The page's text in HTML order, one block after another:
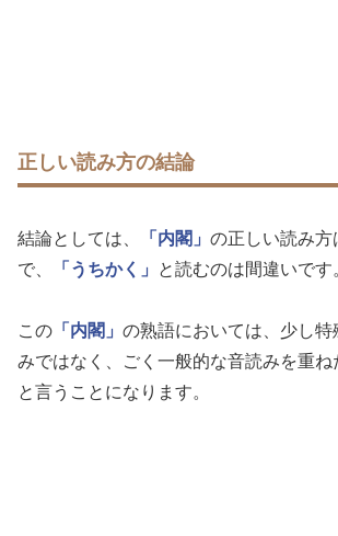
正しい読み方の結論
結論としては、 「内閣」 の正しい読み方
で、
「うちかく」 と読むのは間違いです
この 「内閣」 の熟語においては、少し特
みではなく、ごく一般的な音読みを重ね
と言うことになります。